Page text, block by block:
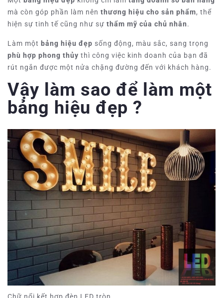
mà còn góp phần làm nên thương hiệu cho sản phẩm, thể
hiện sự tinh tế cũng như sự thẩm mỹ của chủ nhân.
Làm một bảng hiệu đẹp sống động, màu sắc, sang trọng
phù hợp phong thủy thì công việc kinh doanh của bạn đã
rút ngắn được một nửa chặng đường đến với khách hàng.
Vậy làm sao để làm một
bảng hiệu đẹp ?